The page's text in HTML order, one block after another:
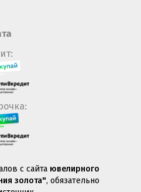
с сайта ювелирного
золота", обязательно